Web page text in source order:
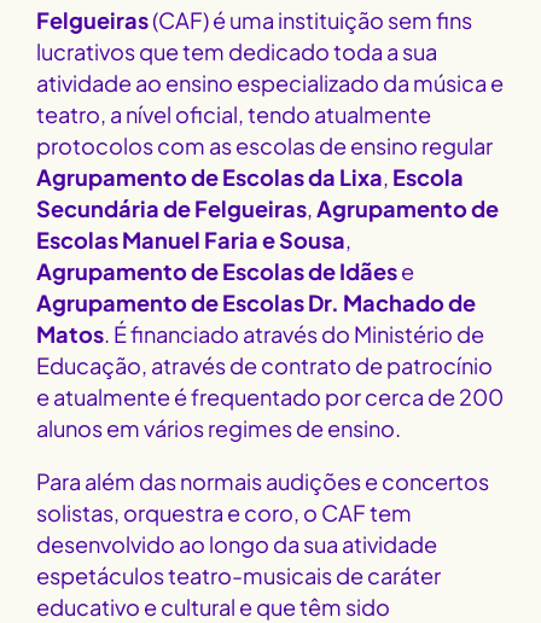
Felgueiras(CAF) é uma instituição sem fins
lucrativos que tem dedicado toda a sua
atividade ao ensino especializado da música e
teatro, a nível oficial, tendo atualmente
protocolos com as escolas de ensino regular
Agrupamento de Escolas da Lixa, Escola
Secundária de Felgueiras,Agrupamento de
Escolas Manuel Faria e Sousa,
Agrupamento de Escolas de Idãese
Agrupamento de Escolas Dr. Machado de
Matos. É financiado através do Ministério de
Educação, através de contrato de patrocínio
e atualmente é frequentado por cerca de 200
alunos em vários regimes de ensino.
Para além das normais audições e concertos
solistas, orquestra e coro, o CAF tem
desenvolvido ao longo da sua atividade
espetáculos teatro-musicais de caráter
educativo e cultural e que têm sido